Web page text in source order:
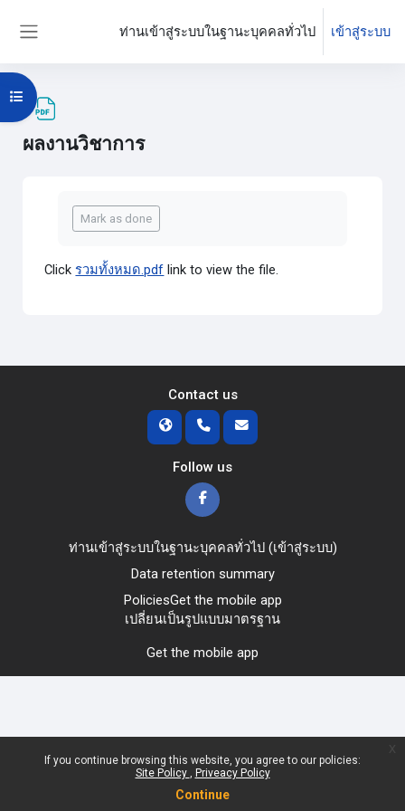
If you continue browsing this website, you agree to our policies:
Site Policy
Priveacy Policy
Continue
ท่านเข้าสู่ระบบในฐานะบุคคลทั่วไป เข้าสู่ระบบ
ผลงานวิชาการ
Open course index
Mark as done
Clickรวมทั้งหมด.pdf link to view the file.
Contact us
Follow us
ท่านเข้าสู่ระบบในฐานะบุคคลทั่วไป (เข้าสู่ระบบ)
Data retention summary
PoliciesGet the mobile app
เปลี่ยนเป็นรูปแบบมาตรฐาน
Get the mobile app